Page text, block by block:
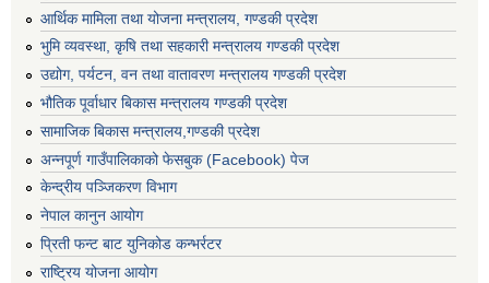
आर्थिक मामिला तथा योजना मन्त्रालय, गण्डकी प्रदेश
भुमि व्यवस्था, कृषि तथा सहकारी मन्त्रालय गण्डकी प्रदेश
उद्योग, पर्यटन, वन तथा वातावरण मन्त्रालय गण्डकी प्रदेश
भौतिक पूर्वाधार बिकास मन्त्रालय गण्डकी प्रदेश
सामाजिक बिकास मन्त्रालय,गण्डकी प्रदेश
अन्नपूर्ण गाउँपालिकाको फेसबुक (Facebook) पेज
केन्द्रीय पञ्जिकरण विभाग
नेपाल कानुन आयोग
प्रिती फन्ट बाट युनिकोड कन्भर्रटर
राष्ट्रिय योजना आयोग